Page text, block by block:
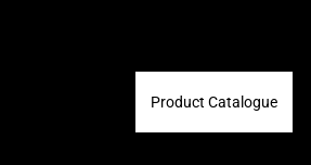
Product Catalogue